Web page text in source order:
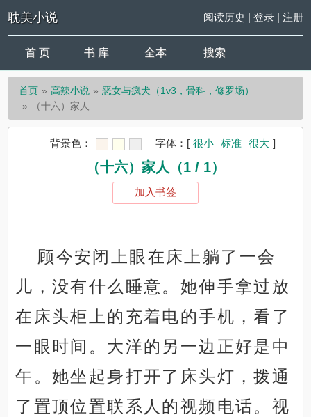
耽美小说 阅读历史 | 登录| 注册
首 页 书 库 全本 搜索
首页 高辣小说
恶女与疯犬（1v3，骨科，修罗场）
（十六）家人
背景色： 字体： [ 很小 标准 很大 ]
（十六）家人（1 / 1）
加入书签
顾今安闭上眼在床上躺了一会
儿，没有什么睡意。她伸手拿过放
在床头柜上的充着电的手机，看了
一眼时间。大洋的另一边正好是中
午。她坐起身打开了床头灯，拨通
了置顶位置联系人的视频电话。视